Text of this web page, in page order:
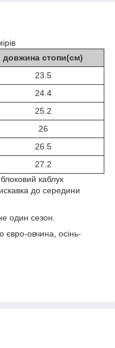
довжина стопи(см)
23.5
24.4
25.2
26
26.5
27.2
каблук
до середини
один сезон.
євро-овчина, осінь-